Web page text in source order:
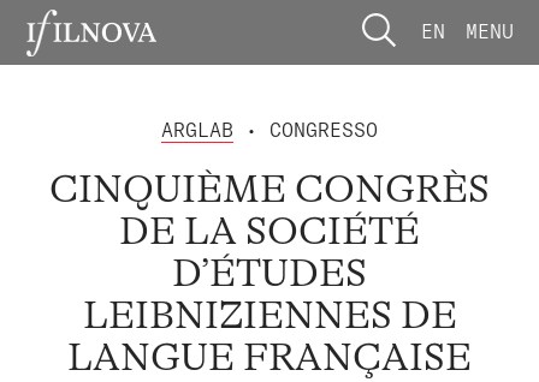
EN MENU
ARGLAB • CONGRESSO
CINQUIÈME CONGRÈS
DE LA SOCIÉTÉ
D’ÉTUDES
LEIBNIZIENNES DE
LANGUE FRANÇAISE